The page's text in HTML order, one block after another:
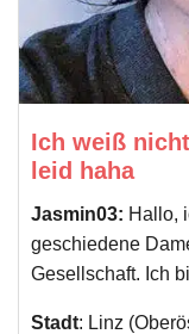
Ich weiß
leid haha
Jasmin03: Hallo,
geschiedene
Gesellschaft. Ich
Stadt: Linz